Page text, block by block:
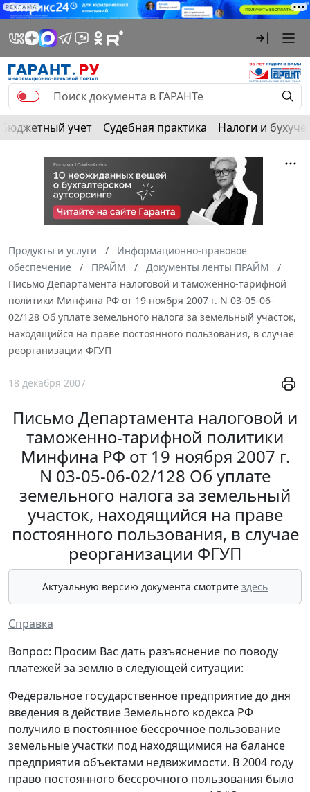
РЕКЛАМА
Бюджетный учет Судебная практика Налоги и
Продукты и услуги
Информационно-правовое
обеспечение
ПРАЙМ
Документы ленты ПРАЙМ
Письмо Департамента налоговой и таможенно-тарифной
политики Минфина РФ от 19 ноября 2007 г. N 03-05-06-
02/128 Об уплате земельного налога за земельный участок,
находящийся на праве постоянного пользования, в случае
реорганизации ФГУП
18 декабря 2007
Письмо Департамента налоговой и
таможенно-тарифной политики
Минфина РФ от 19 ноября 2007 г.
N 03-05-06-02/128 Об уплате
земельного налога за земельный
участок, находящийся на праве
постоянного пользования, в случае
реорганизации ФГУП
Актуальную версию документа смотрите здесь
Справка
Вопрос: Просим Вас дать разъяснение по поводу
платежей за землю в следующей ситуации:
Федеральное государственное предприятие до дня
введения в действие Земельного кодекса РФ
получило в постоянное бессрочное пользование
земельные участки под находящимися на балансе
предприятия объектами недвижимости. В 2004 году
право постоянного бессрочного пользования было